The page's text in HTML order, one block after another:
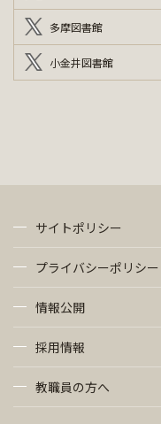
多摩図書館
小金井図書館
サイトポリシー
プライバシーポリシー
情報公開
採用情報
教職員の方へ